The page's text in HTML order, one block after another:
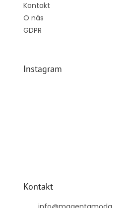
Kontakt
O nás
GDPR
Instagram
Kontakt